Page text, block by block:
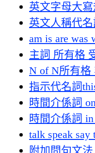
英文字母大
英文人稱代
am is are was
主詞 所有格
N of N所有格
指示代名詞
時間介係詞
時間介係詞
talk speak
附加問句文法